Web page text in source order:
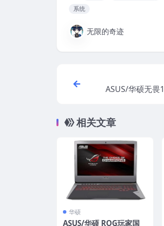
系统
无限的奇迹
ASUS/华硕无畏
相关文章
华硕
ASUS/华硕 ROG玩家国